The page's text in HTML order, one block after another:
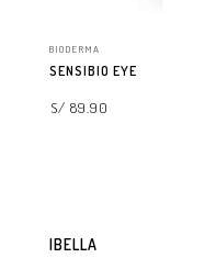
BIODERMA
SENSIBIO EYE
S/ 89.90
IBELLA